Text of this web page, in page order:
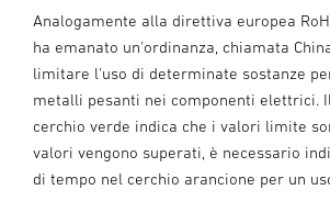
Analogamente alla direttiva europea
ha emanato un'ordinanza, chiamata
limitare l'uso di determinate sostanze
metalli pesanti nei componenti elettrici.
cerchio verde indica che i valori limite
valori vengono superati, è necessario
di tempo nel cerchio arancione per un